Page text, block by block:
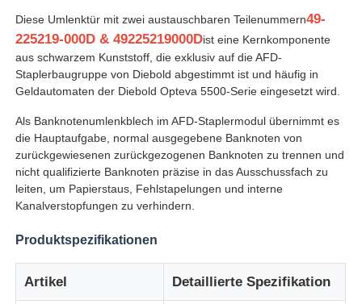
Startseite
Diese Umlenktür mit zwei austauschbaren Teilenummern49-
225219-000D & 49225219000Dist eine Kernkomponente
aus schwarzem Kunststoff, die exklusiv auf die AFD-
Staplerbaugruppe von Diebold abgestimmt ist und häufig in
Geldautomaten der Diebold Opteva 5500-Serie eingesetzt wird.
Als Banknotenumlenkblech im AFD-Staplermodul übernimmt es
die Hauptaufgabe, normal ausgegebene Banknoten von
zurückgewiesenen zurückgezogenen Banknoten zu trennen und
nicht qualifizierte Banknoten präzise in das Ausschussfach zu
leiten, um Papierstaus, Fehlstapelungen und interne
Kanalverstopfungen zu verhindern.
Produktspezifikationen
Artikel Detaillierte Spezifikation